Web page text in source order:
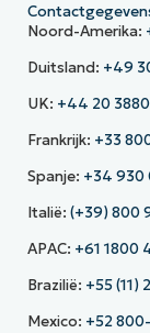
Noord-Amerika:
Duitsland: +49
UK: +44 20
Frankrijk: +33
Spanje: +34 930
Italië: (+39) 800
APAC: +61 1800
Brazilië: +55 (11)
Mexico: +52